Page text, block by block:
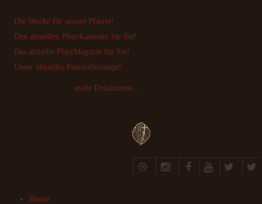
Die Woche für unsere Pfarrei!
Den aktuellen PfarrKalender für Sie!
Das aktuelle PfarrMagazin für Sie!
Unser aktuelles Pastoralkonzept!
mehr Dokumente..
Home